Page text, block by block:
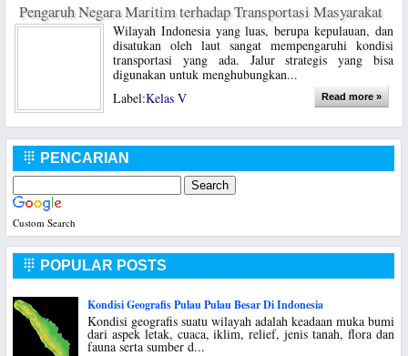
Pengaruh Negara Maritim terhadap Transportasi Masyarakat
Wilayah Indonesia yang luas, berupa kepulauan, dan
disatukan oleh laut sangat mempengaruhi kondisi
transportasi yang ada. Jalur strategis yang bisa
digunakan untuk menghubungkan...
Label:Kelas V Read more »
 PENCARIAN
Custom Search
 POPULAR POSTS
Kondisi Geografis Pulau Pulau Besar Di Indonesia
Kondisi geografis suatu wilayah adalah keadaan muka bumi
dari aspek letak, cuaca, iklim, relief, jenis tanah, flora dan
fauna serta sumber d...